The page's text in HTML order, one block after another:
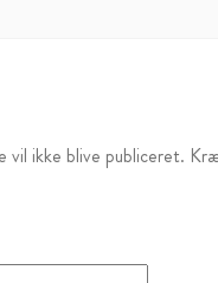
vil ikke blive publiceret.